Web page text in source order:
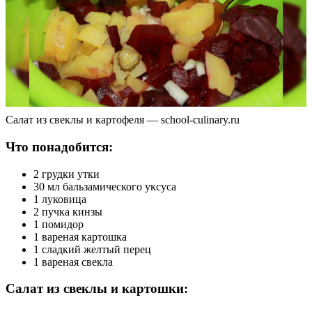
Салат из свеклы и картофеля — school-culinary.ru
Что понадобится:
2 грудки утки
30 мл бальзамического уксуса
1 луковица
2 пучка кинзы
1 помидор
1 вареная картошка
1 сладкий желтый перец
1 вареная свекла
Салат из свеклы и картошки: